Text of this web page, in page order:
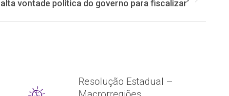
vontade política do governo para fiscalizar’
Resolução Estadual –